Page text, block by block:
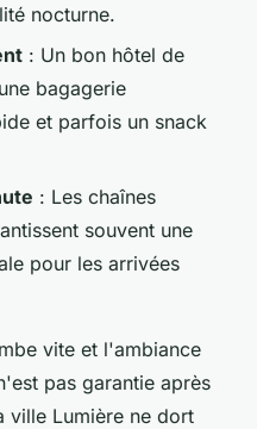
nocturne.
: Un bon hôtel de
bagagerie
et parfois un snack
: Les chaînes
souvent une
pour les arrivées
vite et l'ambiance
pas garantie après
ville Lumière ne dort